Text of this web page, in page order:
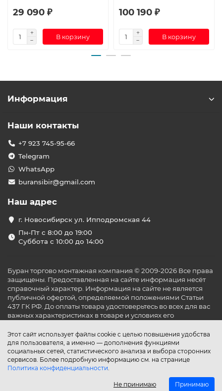
29 090 ₽
В корзину
100 190 ₽
В корзину
Этот сайт использует файлы cookie с целью повышения удобства
для пользователя, а именно — дополнения функциями
социальных сетей, статистического анализа и выбора сторонних
сервисов. Более подробную информацию см. на странице
Политика конфиденциальности.
Не принимаю Принимаю
Информация
Наши контакты
+7 923 745-95-66
Telegram
WhatsApp
buransibir@gmail.com
Наш адрес
г. Новосибирск ул. Ипподромская 44
Пн-Пт с 8:00 до 19:00
Суббота с 10:00 до 14:00
Буран торгово монтажная компания © 2009-2026 Все права
защищены. Предоставленная на сайте информация несёт
справочный характер. Информация на сайте не является
публичной офертой, определяемой положениями Статьи
437 ГК РФ. До оплаты товара удостоверьтесь во всех для вас
важных характеристиках в товаре и условиях его